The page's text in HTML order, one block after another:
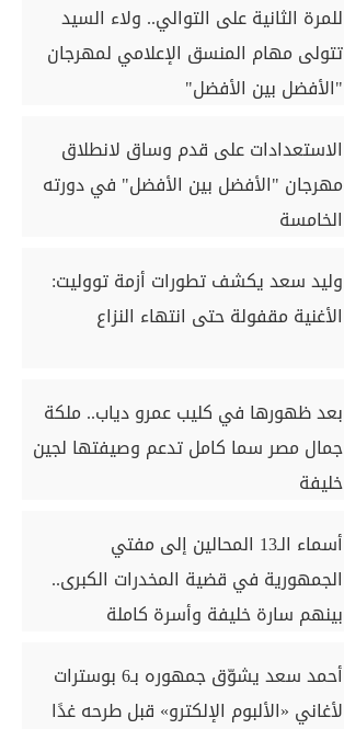
للمرة الثانية على التوالي.. ولاء السيد
تتولى مهام المنسق الإعلامي لمهرجان
"الأفضل بين الأفضل"
الاستعدادات على قدم وساق لانطلاق
مهرجان "الأفضل بين الأفضل" في دورته
الخامسة
وليد سعد يكشف تطورات أزمة تووليت:
الأغنية مقفولة حتى انتهاء النزاع
بعد ظهورها في كليب عمرو دياب.. ملكة
جمال مصر سما كامل تدعم وصيفتها لجين
خليفة
أسماء الـ13 المحالين إلى مفتي
الجمهورية في قضية المخدرات الكبرى..
بينهم سارة خليفة وأسرة كاملة
أحمد سعد يشوّق جمهوره بـ6 بوسترات
لأغاني «الألبوم الإلكترو» قبل طرحه غدًا